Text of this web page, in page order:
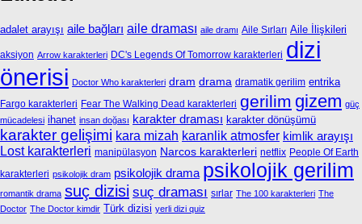
adalet arayışı aile bağları aile draması aile dramı Aile Sırları Aile İlişkileri
aksiyon Arrow karakterleri DC's Legends Of Tomorrow karakterleri dizi
önerisi Doctor Who karakterleri dram drama dramatik gerilim entrika
Fargo karakterleri Fear The Walking Dead karakterleri gerilim gizem güç
mücadelesi ihanet insan doğası karakter draması karakter dönüşümü
karakter gelişimi kara mizah karanlik atmosfer kimlik arayışı
Lost karakterleri manipülasyon Narcos karakterleri netflix People Of Earth
karakterleri psikolojik dram psikolojik drama psikolojik gerilim
romantik drama suç dizisi suç draması sırlar The 100 karakterleri The
Doctor The Doctor kimdir Türk dizisi yerli dizi quiz